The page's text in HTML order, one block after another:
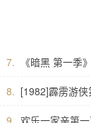
7. 《暗黑 第一季
8. [1982]霹雳游